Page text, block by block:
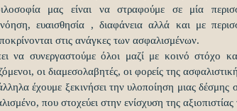
μας είναι να στραφούμε σε μία
ευαισθησία , διαφάνεια αλλά και με
στις ανάγκες των ασφαλισμένων.
να συνεργαστούμε όλοι μαζί με κοινό στόχο
οι διαμεσολαβητές, οι φορείς της
έχουμε ξεκινήσει την υλοποίηση μιας
που στοχεύει στην ενίσχυση της